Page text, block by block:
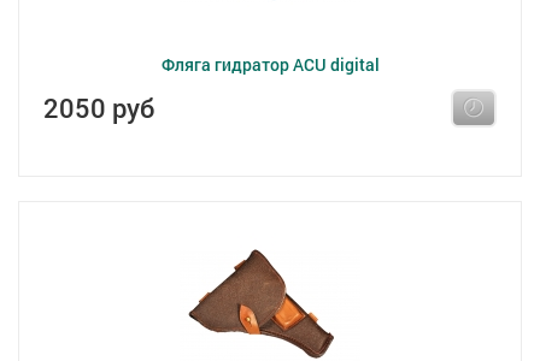
Фляга гидратор ACU digital
2050 руб